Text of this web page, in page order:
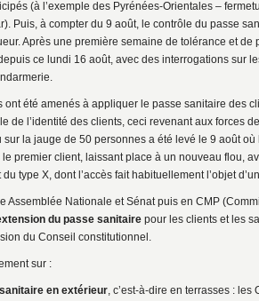
(à l’exemple des Pyrénées-Orientales –
Puis, à compter du 9 août, le contrôle du passe
Après une première semaine de tolérance et
ce lundi 16 août, avec des interrogations sur
ont été amenés à appliquer le passe sanitaire des
de l’identité des clients, ceci revenant aux forces
la jauge de 50 personnes a été levé le 9 août
le premier client, laissant place à un nouveau flou,
type X, dont l’accès fait habituellement l’objet
Assemblée Nationale et Sénat puis en CMP
du passe sanitaire pour les clients et les
du Conseil constitutionnel.
sur :
en extérieur, c’est-à-dire en terrasses :